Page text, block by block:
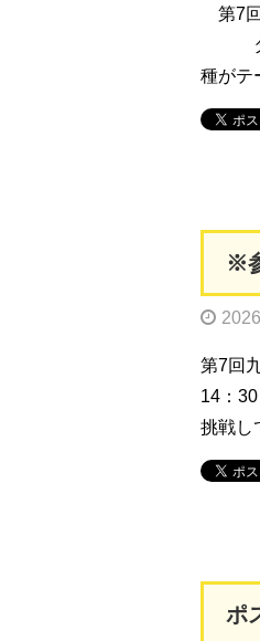
第7
タイ
種がテ
※
第7回
14：
挑戦し
ポ